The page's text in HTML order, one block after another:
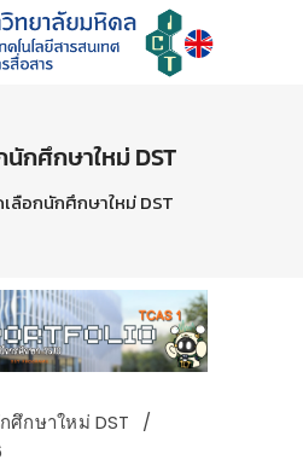
กศึกษาใหม่ DST
ลือกนักศึกษาใหม่ DST
ศึกษาใหม่ DST